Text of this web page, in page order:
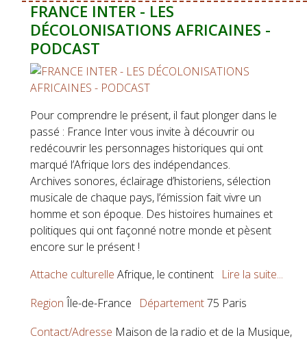
FRANCE INTER - LES
DÉCOLONISATIONS AFRICAINES -
PODCAST
Pour comprendre le présent, il faut plonger dans le
passé : France Inter vous invite à découvrir ou
redécouvrir les personnages historiques qui ont
marqué l’Afrique lors des indépendances.
Archives sonores, éclairage d’historiens, sélection
musicale de chaque pays, l’émission fait vivre un
homme et son époque. Des histoires humaines et
politiques qui ont façonné notre monde et pèsent
encore sur le présent !
Attache culturelle Afrique, le continent
Region Île-de-France Département75 Paris
Contact/Adresse Maison de la radio et de la Musique,
Lire la suite...